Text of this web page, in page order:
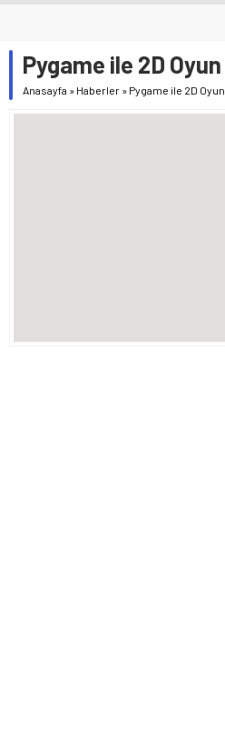
Pygame ile 2D
Anasayfa » Haberler » Pygame ile 2D